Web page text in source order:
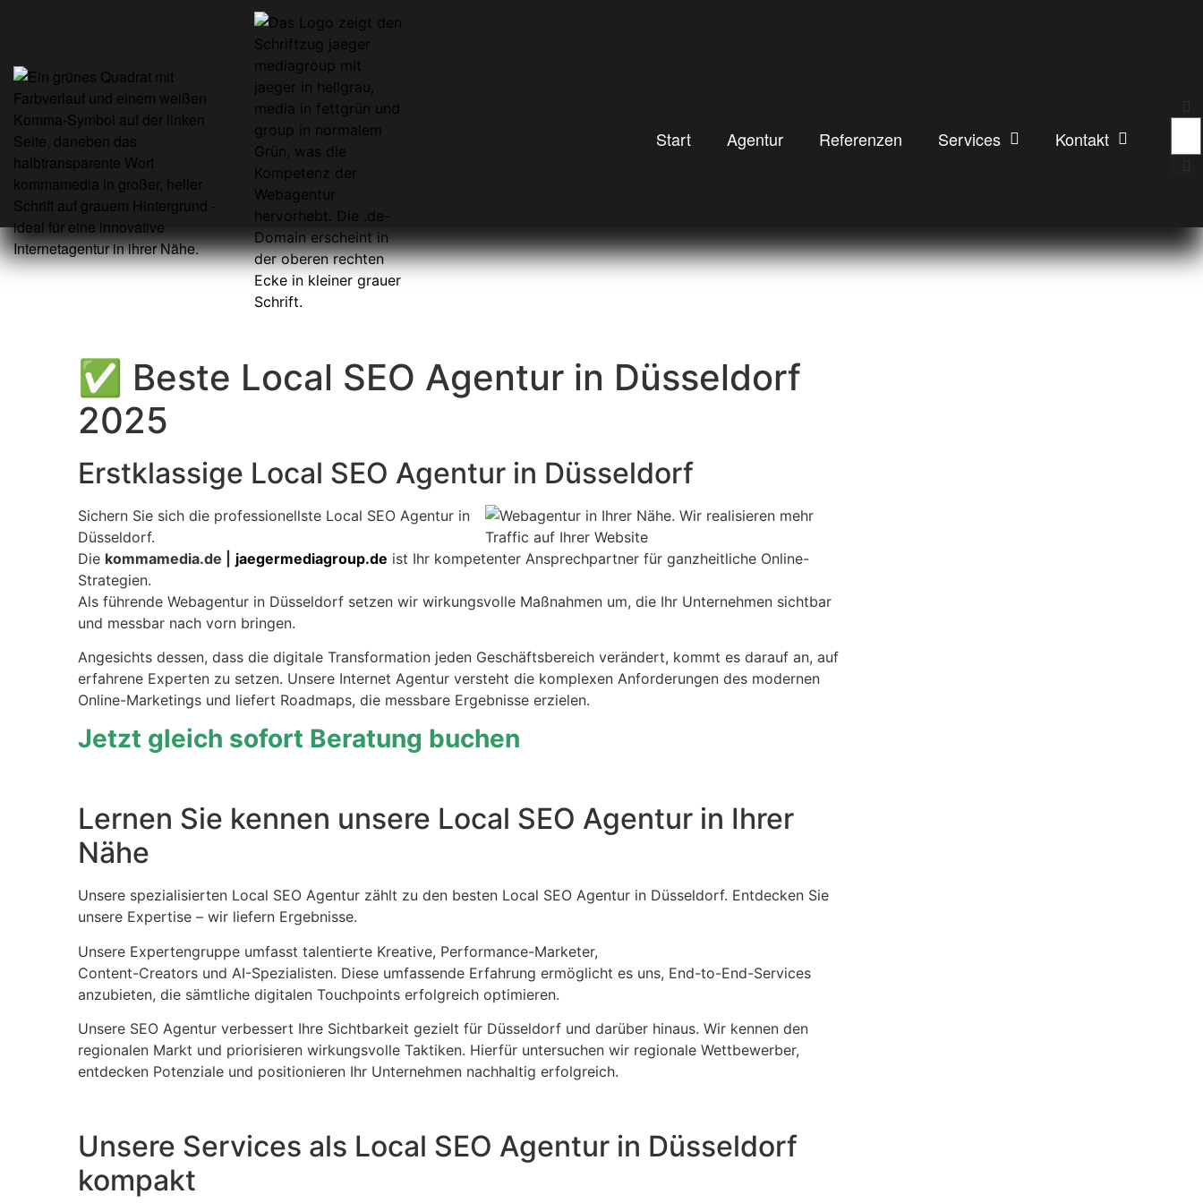
Start Agentur Referenzen Services Kontakt
✅ Beste Local SEO Agentur in Düsseldorf
2025
Erstklassige Local SEO Agentur in Düsseldorf
Sichern Sie sich die professionellste Local SEO Agentur in
Düsseldorf.
Die kommamedia.de | jaegermediagroup.de ist Ihr kompetenter Ansprechpartner für ganzheitliche Online-
Strategien.
Als führende Webagentur in Düsseldorf setzen wir wirkungsvolle Maßnahmen um, die Ihr Unternehmen sichtbar
und messbar nach vorn bringen.
Angesichts dessen, dass die digitale Transformation jeden Geschäftsbereich verändert, kommt es darauf an, auf
erfahrene Experten zu setzen. Unsere Internet Agentur versteht die komplexen Anforderungen des modernen
Online-Marketings und liefert Roadmaps, die messbare Ergebnisse erzielen.
Jetzt gleich sofort Beratung buchen
Lernen Sie kennen unsere Local SEO Agentur in Ihrer
Nähe
Unsere spezialisierten Local SEO Agentur zählt zu den besten Local SEO Agentur in Düsseldorf. Entdecken Sie
unsere Expertise – wir liefern Ergebnisse.
Unsere Expertengruppe umfasst talentierte Kreative, Performance-Marketer,
Content-Creators und AI-Spezialisten. Diese umfassende Erfahrung ermöglicht es uns, End-to-End-Services
anzubieten, die sämtliche digitalen Touchpoints erfolgreich optimieren.
Unsere SEO Agentur verbessert Ihre Sichtbarkeit gezielt für Düsseldorf und darüber hinaus. Wir kennen den
regionalen Markt und priorisieren wirkungsvolle Taktiken. Hierfür untersuchen wir regionale Wettbewerber,
entdecken Potenziale und positionieren Ihr Unternehmen nachhaltig erfolgreich.
Unsere Services als Local SEO Agentur in Düsseldorf
kompakt